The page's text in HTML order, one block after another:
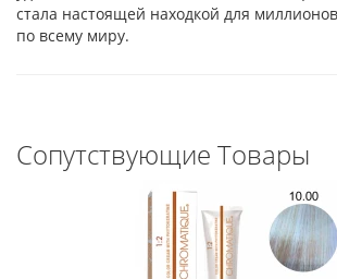
стала настоящей находкой для
по всему миру.
Сопутствующие Товары